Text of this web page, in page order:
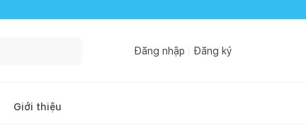
Đăng nhập Đăng ký
Giới thiệu